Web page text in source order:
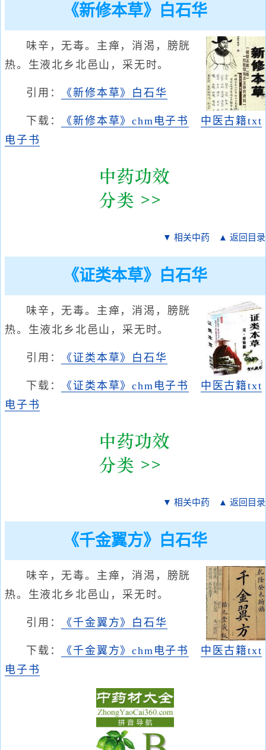
《新修本草》白石华
味辛，无毒。主瘅，消渴，膀胱
热。生液北乡北邑山，采无时。
引用： 《新修本草》白石华
下载： 《新修本草》chm电子书
中医古籍txt
电子书
▼ 相关中药 ▲ 返回目录
《证类本草》白石华
味辛，无毒。主瘅，消渴，膀胱
热。生液北乡北邑山，采无时。
引用： 《证类本草》白石华
下载： 《证类本草》chm电子书
中医古籍txt
电子书
▼ 相关中药 ▲ 返回目录
《千金翼方》白石华
味辛，无毒。主瘅，消渴，膀胱
热。生液北乡北邑山，采无时。
引用： 《千金翼方》白石华
下载： 《千金翼方》chm电子书
中医古籍txt
电子书